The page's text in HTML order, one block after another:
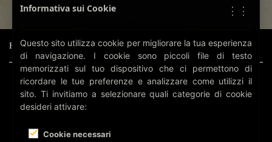
Home Portfolio Masonry
Informativa sui Cookie ⋮⋮
Questo sito utilizza cookie per migliorare la tua esperienza
di navigazione. I cookie sono piccoli file di testo
memorizzati sul tuo dispositivo che ci permettono di
ricordare le tue preferenze e analizzare come utilizzi il
sito. Ti invitiamo a selezionare quali categorie di cookie
desideri attivare:
Cookie necessari